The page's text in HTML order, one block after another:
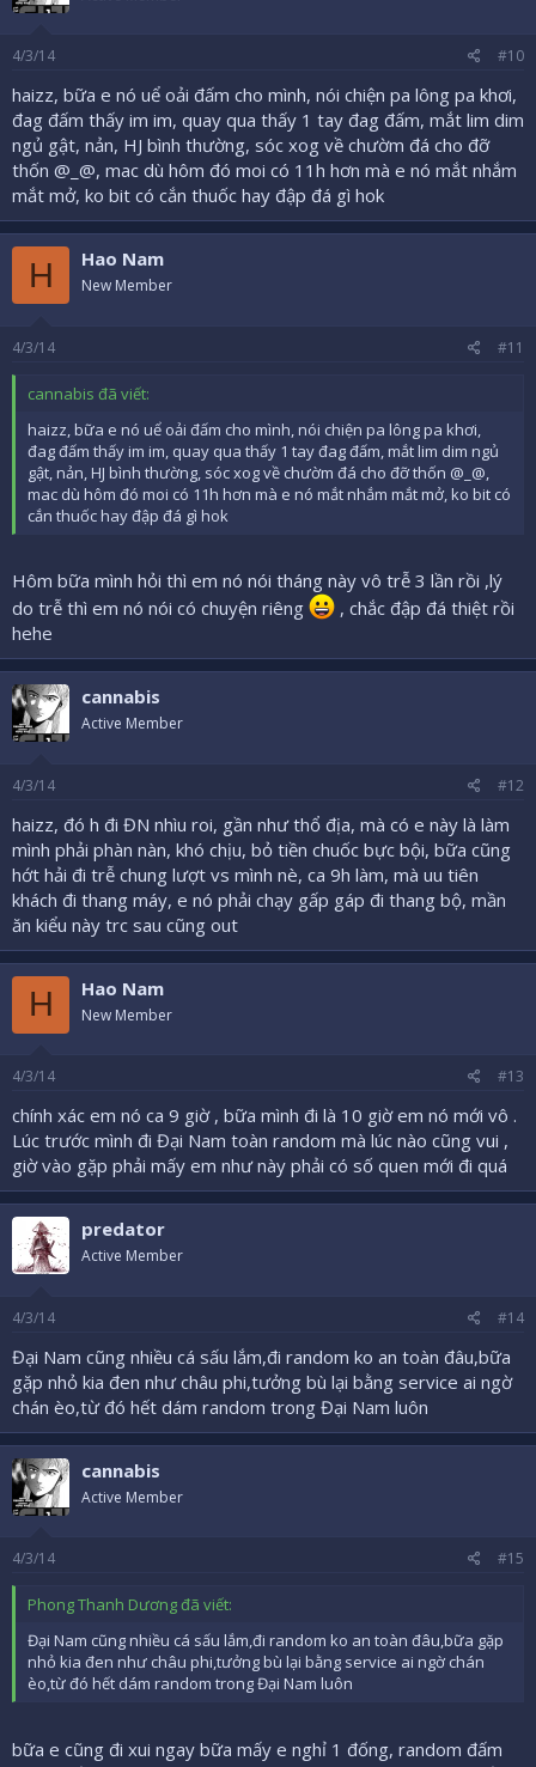
4/3/14 #10
haizz, bữa e nó uể oải đấm cho mình, nói chiện pa lông pa khơi,
đag đấm thấy im im, quay qua thấy 1 tay đag đấm, mắt lim dim
ngủ gật, nản, HJ bình thường, sóc xog về chườm đá cho đỡ
thốn @_@, mac dù hôm đó moi có 11h hơn mà e nó mắt nhắm
mắt mở, ko bit có cắn thuốc hay đập đá gì hok
H Hao Nam
New Member
4/3/14 #11
cannabis đã viết:
haizz, bữa e nó uể oải đấm cho mình, nói chiện pa lông pa khơi,
đag đấm thấy im im, quay qua thấy 1 tay đag đấm, mắt lim dim ngủ
gật, nản, HJ bình thường, sóc xog về chườm đá cho đỡ thốn @_@,
mac dù hôm đó moi có 11h hơn mà e nó mắt nhắm mắt mở, ko bit có
cắn thuốc hay đập đá gì hok
Hôm bữa mình hỏi thì em nó nói tháng này vô trễ 3 lần rồi ,lý
do trễ thì em nó nói có chuyện riêng
, chắc đập đá thiệt rồi
hehe
cannabis
Active Member
4/3/14 #12
haizz, đó h đi ĐN nhìu roi, gần như thổ địa, mà có e này là làm
mình phải phàn nàn, khó chịu, bỏ tiền chuốc bực bội, bữa cũng
hớt hải đi trễ chung lượt vs mình nè, ca 9h làm, mà uu tiên
khách đi thang máy, e nó phải chạy gấp gáp đi thang bộ, mần
ăn kiểu này trc sau cũng out
H Hao Nam
New Member
4/3/14 #13
chính xác em nó ca 9 giờ , bữa mình đi là 10 giờ em nó mới vô .
Lúc trước mình đi Đại Nam toàn random mà lúc nào cũng vui ,
giờ vào gặp phải mấy em như này phải có số quen mới đi quá
predator
Active Member
4/3/14 #14
Đại Nam cũng nhiều cá sấu lắm,đi random ko an toàn đâu,bữa
gặp nhỏ kia đen như châu phi,tưởng bù lại bằng service ai ngờ
chán èo,từ đó hết dám random trong Đại Nam luôn
cannabis
Active Member
4/3/14 #15
Phong Thanh Dương đã viết:
Đại Nam cũng nhiều cá sấu lắm,đi random ko an toàn đâu,bữa gặp
nhỏ kia đen như châu phi,tưởng bù lại bằng service ai ngờ chán
èo,từ đó hết dám random trong Đại Nam luôn
bữa e cũng đi xui ngay bữa mấy e nghỉ 1 đống, random đấm